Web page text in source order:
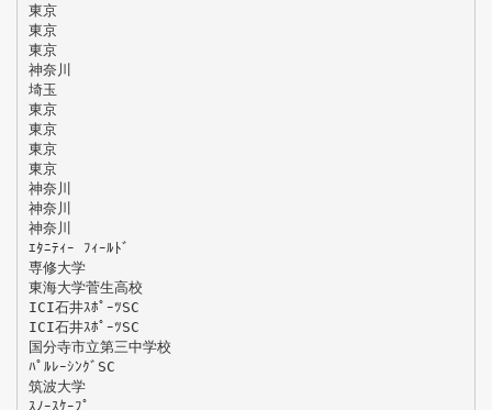
東京
東京
東京
神奈川
埼玉
東京
東京
東京
東京
神奈川
神奈川
神奈川
ｴﾀﾆﾃｨｰ ﾌｨｰﾙﾄﾞ
専修大学
東海大学菅生高校
ICI石井ｽﾎﾟｰﾂSC
ICI石井ｽﾎﾟｰﾂSC
国分寺市立第三中学校
ﾊﾟﾙﾚｰｼﾝｸﾞSC
筑波大学
ｽﾉｰｽｹｰﾌﾟ